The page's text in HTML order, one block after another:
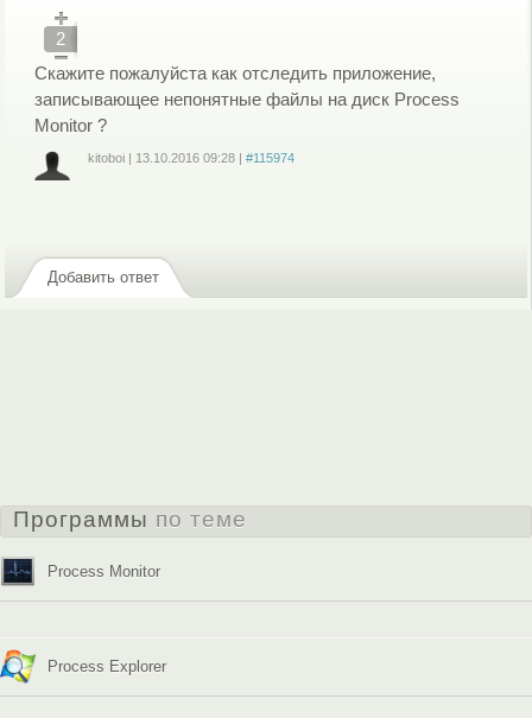
2
Скажите пожалуйста как отследить приложение,
записывающее непонятные файлы на диск Process
Monitor ?
kitoboi | 13.10.2016 09:28 |#115974
Добавить ответ
Программы по теме
Process Monitor
Process Explorer